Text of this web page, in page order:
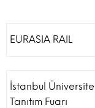
EURASIA RAIL
İstanbul Üniversite
Tanıtım Fuarı